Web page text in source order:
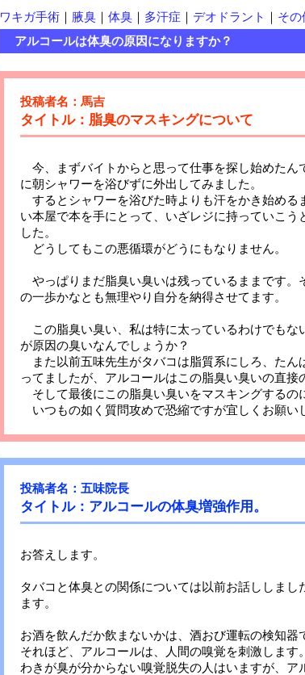
ワキガ手術 腋臭 体臭 多汗症 デオドラント その
アルコールは体臭の原因になりますか？
投稿者名：馬吉
タイトル：脂臭のマスキングについて
今、まずバイトからと思って仕事を探し始めたん
に朝シャワーを浴びずに外出してみました。
するとシャワーを浴びた時よりも汗をかき始める
い本屋で本を手にとって、いざレジに持っていこ
した。
どうしてもこの悪循環がどうにもなりません。
やっぱりまだ脂臭い臭いは残っているままです。
の一歩かなとも無理やり自分を納得させてます。
この脂臭い臭い、私は特に太っているわけでもな
が原因の臭いなんでしょうか？
また以前五味先生がタバコは脂質系にしろ、たん
ってましたが、アルコールはこの脂臭い臭いの直接
そして最後にこの脂臭い臭いをマスキングするの
いつもの如く質問攻めで恐縮ですが宜しくお願い
投稿者名：五味院長
タイトル：アルコールの体臭増強作用。
お答えします。
タバコと体臭との関係については以前お話ししま
ます。
お酒を飲んだか飲まないかは、酒おび運転の検知器
それほど、アルコールは、人間の嗅覚を刺激します。
わきが臭が分からない嗅覚脱失の人はいますが、ア